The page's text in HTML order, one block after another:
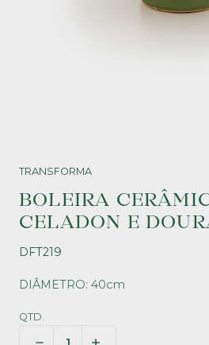
TRANSFORMA
BOLEIRA
CELADON E
DFT219
DIÂMETRO: 40cm
QTD.